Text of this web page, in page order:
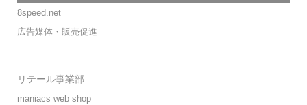
8speed.net
広告媒体・販売促進
リテール事業部
maniacs web shop